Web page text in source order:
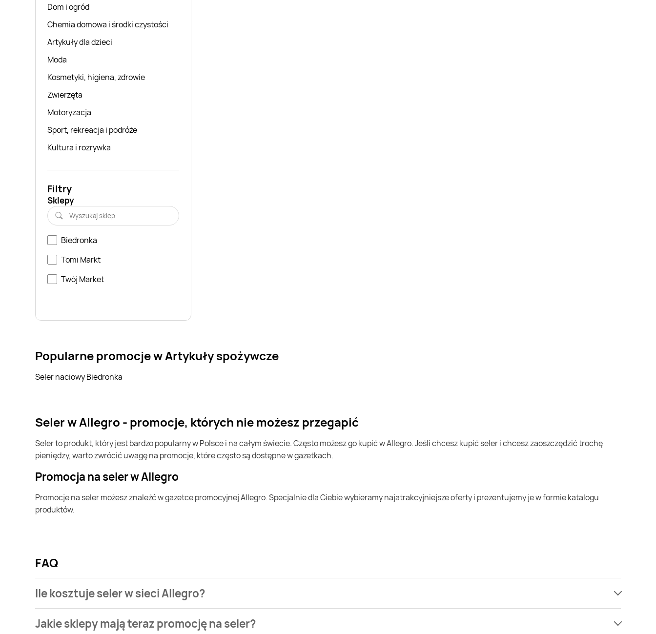
Dom i ogród
Chemia domowa i środki czystości
Artykuły dla dzieci
Moda
Kosmetyki, higiena, zdrowie
Zwierzęta
Motoryzacja
Sport, rekreacja i podróże
Kultura i rozrywka
Filtry
Sklepy
Biedronka
Tomi Markt
Twój Market
Popularne promocje w Artykuły spożywcze
Seler naciowy Biedronka
seler w Allegro - promocje, których nie możesz przegapić
seler to produkt, który jest bardzo popularny w Polsce i na całym świecie. Często możesz go kupić w Allegro. Jeśli chcesz kupić seler i chcesz zaoszczędzić trochę
pieniędzy, warto zwrócić uwagę na promocje, które często są dostępne w gazetkach.
Promocja na seler w Allegro
Promocje na seler możesz znaleźć w gazetce promocyjnej Allegro. Specjalnie dla Ciebie wybieramy najatrakcyjniejsze oferty i prezentujemy je w formie katalogu
produktów.
FAQ
Ile kosztuje seler w sieci Allegro?
Jakie sklepy mają teraz promocję na seler?